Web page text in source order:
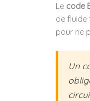
Le code
de fluide
pour ne
Un